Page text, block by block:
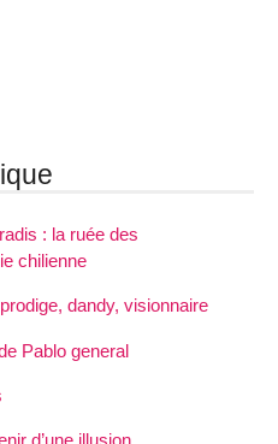
: la ruée des
chilienne
dandy, visionnaire
Pablo general
d’une illusion